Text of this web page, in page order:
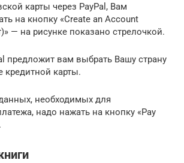
карты через PayPal, Вам
на кнопку «Create an Account
— на рисунке показано стрелочкой.
предложит вам выбрать Вашу страну
кредитной карты.
необходимых для
надо нажать на кнопку «Pay